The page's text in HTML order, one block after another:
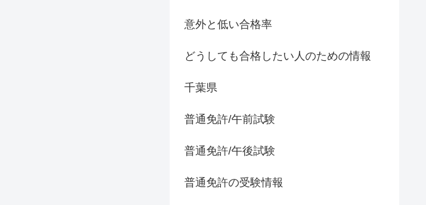
意外と低い合格率
どうしても合格したい人のための情報
千葉県
普通免許/午前試験
普通免許/午後試験
普通免許の受験情報